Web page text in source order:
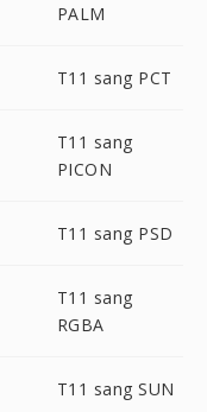
PALM
T11 sang PCT
T11 sang
PICON
T11 sang PSD
T11 sang
RGBA
T11 sang SUN